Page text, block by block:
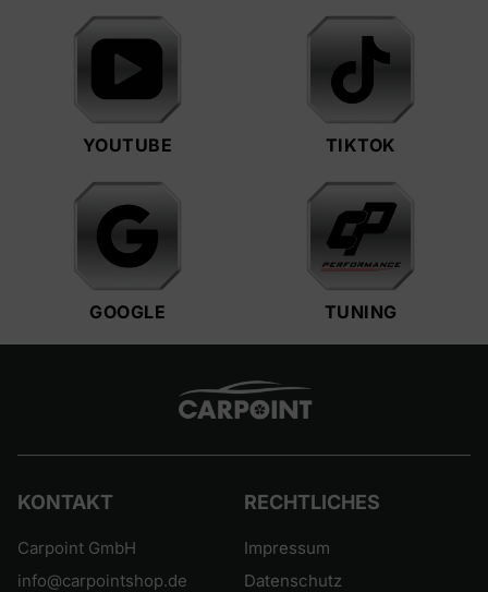
YOUTUBE TIKTOK
GOOGLE TUNING
KONTAKT
Carpoint GmbH
info@carpointshop.de
RECHTLICHES
Impressum
Datenschutz